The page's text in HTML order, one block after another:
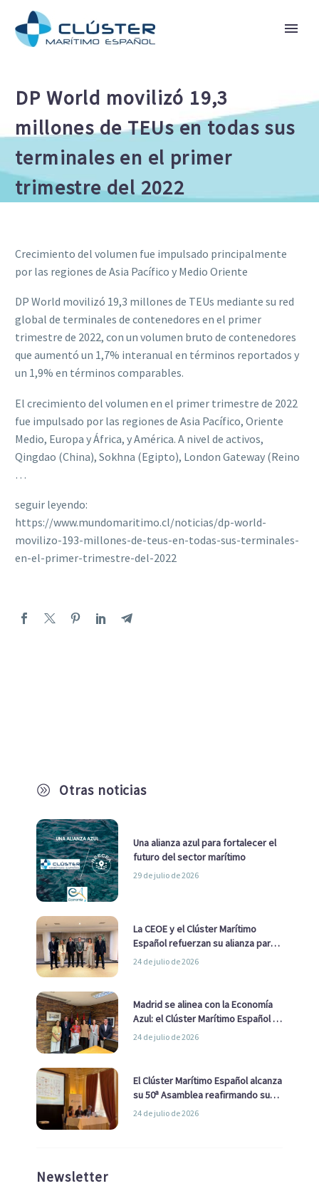
DP World movilizó 19,3
millones de TEUs en todas sus
terminales en el primer
trimestre del 2022
A Otras noticias
Una alianza azul para fortalecer el
futuro del sector marítimo
29 de julio de 2026
La CEOE y el Clúster Marítimo
Español refuerzan su alianza para
impulsar una estrategia Nacional
24 de julio de 2026
Madrid se alinea con la Economía
Azul: el Clúster Marítimo Español y
la Real Liga Naval avanzan alianzas
24 de julio de 2026
El Clúster Marítimo Español alcanza
su 50ª Asamblea reafirmando su
liderazgo en la Economía Azul
24 de julio de 2026
Newsletter
Crecimiento del volumen fue impulsado principalmente
por las regiones de Asia Pacífico y Medio Oriente
DP World movilizó 19,3 millones de TEUs mediante su red
global de terminales de contenedores en el primer
trimestre de 2022, con un volumen bruto de contenedores
que aumentó un 1,7% interanual en términos reportados y
un 1,9% en términos comparables.
El crecimiento del volumen en el primer trimestre de 2022
fue impulsado por las regiones de Asia Pacífico, Oriente
Medio, Europa y África, y América. A nivel de activos,
Qingdao (China), Sokhna (Egipto), London Gateway (Reino
…
seguir leyendo:
https://www.mundomaritimo.cl/noticias/dp-world-
movilizo-193-millones-de-teus-en-todas-sus-terminales-
en-el-primer-trimestre-del-2022